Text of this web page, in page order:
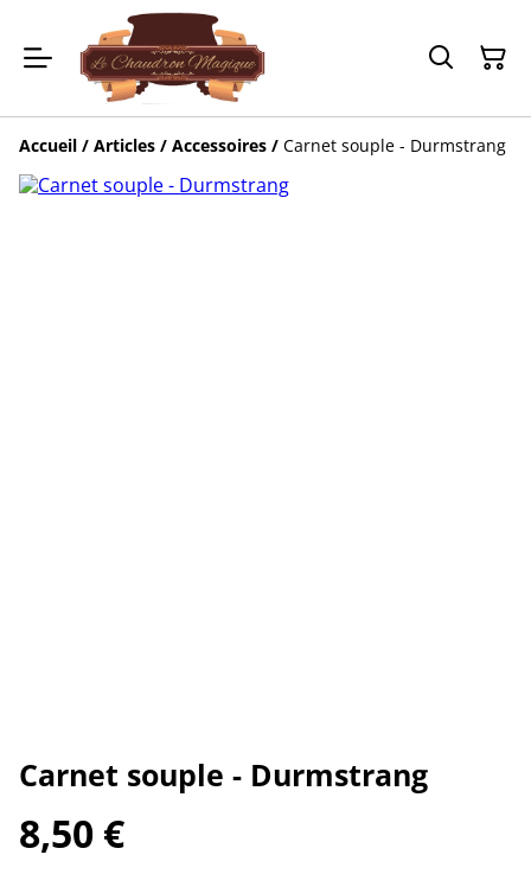
Accueil / Articles / Accessoires / Carnet souple - Durmstrang
Carnet souple - Durmstrang
8,50 €